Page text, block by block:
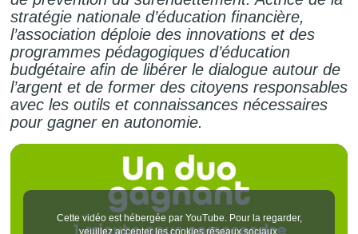
stratégie nationale d’éducation financière,
l’association déploie des innovations et des
programmes pédagogiques d’éducation
budgétaire afin de libérer le dialogue autour de
l’argent et de former des citoyens responsables
avec les outils et connaissances nécessaires
pour gagner en autonomie.
Cette vidéo est hébergée par YouTube. Pour la regarder,
veuillez accepter les cookies réseaux sociaux.